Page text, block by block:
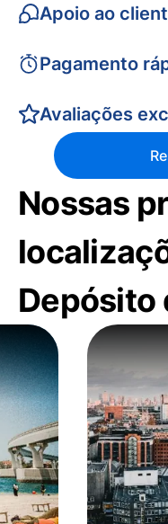
Apoio ao
Pagamento
Avaliações
Nossas
Depósito